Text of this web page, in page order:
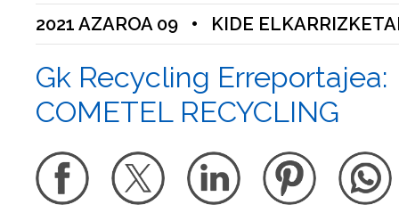
2021 AZAROA 09 • KIDE
Gk Recycling Erreportajea:
COMETEL RECYCLING